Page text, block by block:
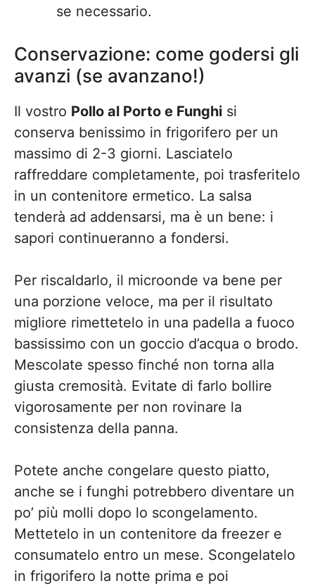
se necessario.
Conservazione: come godersi gli
avanzi (se avanzano!)
Il vostro Pollo al Porto e Funghi si
conserva benissimo in frigorifero per un
massimo di 2-3 giorni. Lasciatelo
raffreddare completamente, poi trasferitelo
in un contenitore ermetico. La salsa
tenderà ad addensarsi, ma è un bene: i
sapori continueranno a fondersi.
Per riscaldarlo, il microonde va bene per
una porzione veloce, ma per il risultato
migliore rimettetelo in una padella a fuoco
bassissimo con un goccio d’acqua o brodo.
Mescolate spesso finché non torna alla
giusta cremosità. Evitate di farlo bollire
vigorosamente per non rovinare la
consistenza della panna.
Potete anche congelare questo piatto,
anche se i funghi potrebbero diventare un
po’ più molli dopo lo scongelamento.
Mettetelo in un contenitore da freezer e
consumatelo entro un mese. Scongelatelo
in frigorifero la notte prima e poi